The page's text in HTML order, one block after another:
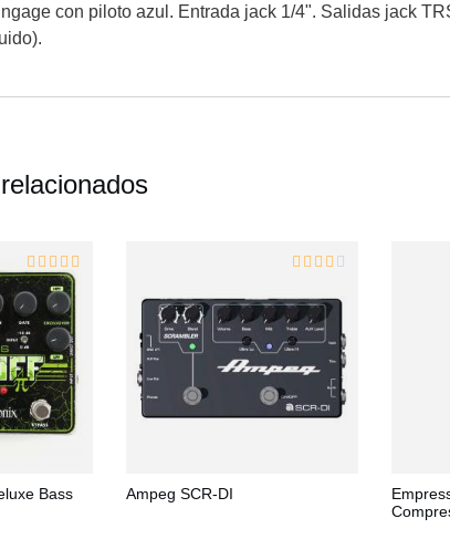
con piloto azul. Entrada jack 1/4". Salidas jack
Bass
Ampeg SCR-DI